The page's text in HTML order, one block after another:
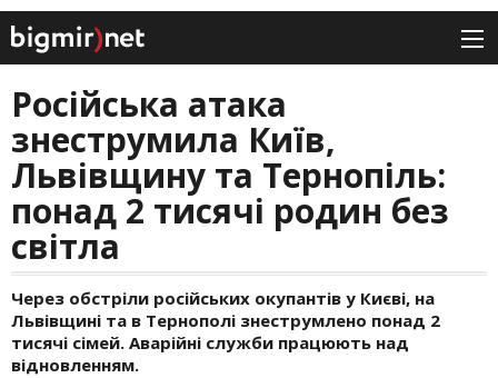
Російська атака
знеструмила Київ,
Львівщину та Тернопіль:
понад 2 тисячі родин без
світла
Через обстріли російських окупантів у Києві, на
Львівщині та в Тернополі знеструмлено понад 2
тисячі сімей. Аварійні служби працюють над
відновленням.